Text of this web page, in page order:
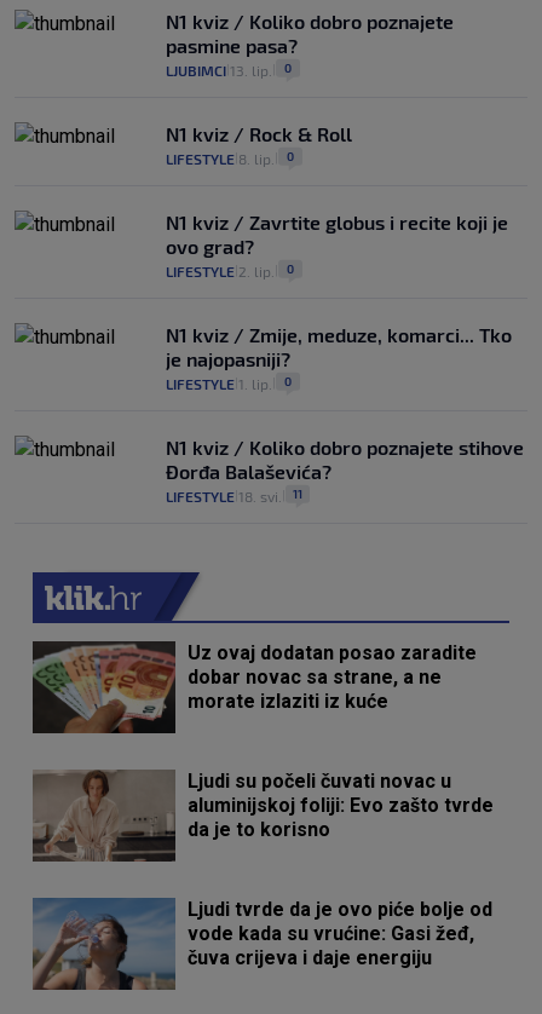
N1 kviz / Koliko dobro poznajete
pasmine pasa?
LJUBIMCI 13. lip. 0
N1 kviz / Rock & Roll
LIFESTYLE 8. lip. 0
N1 kviz / Zavrtite globus i recite koji je
ovo grad?
LIFESTYLE 2. lip. 0
N1 kviz / Zmije, meduze, komarci... Tko
je najopasniji?
LIFESTYLE 1. lip. 0
N1 kviz / Koliko dobro poznajete stihove
Đorđa Balaševića?
LIFESTYLE 18. svi. 11
Uz ovaj dodatan posao zaradite
dobar novac sa strane, a ne
morate izlaziti iz kuće
Ljudi su počeli čuvati novac u
aluminijskoj foliji: Evo zašto tvrde
da je to korisno
Ljudi tvrde da je ovo piće bolje od
vode kada su vrućine: Gasi žeđ,
čuva crijeva i daje energiju